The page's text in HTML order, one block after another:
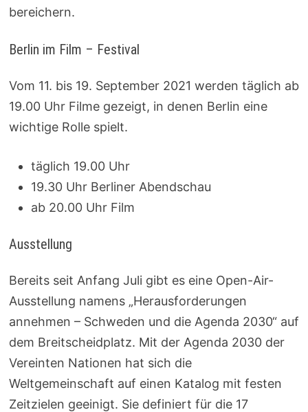
bereichern.
Berlin im Film – Festival
Vom 11. bis 19. September 2021 werden täglich ab
19.00 UhrFilme gezeigt, in denen Berlin eine
wichtige Rolle spielt.
täglich 19.00 Uhr
19.30 Uhr Berliner Abendschau
ab 20.00 Uhr Film
Ausstellung
Bereits seit Anfang Juli gibt es eine Open-Air-
Ausstellung namens „Herausforderungen
annehmen – Schweden und die Agenda 2030“ auf
dem Breitscheidplatz. Mit der Agenda 2030 der
Vereinten Nationen hat sich die
Weltgemeinschaft auf einen Katalog mit festen
Zeitzielen geeinigt. Sie definiert für die 17